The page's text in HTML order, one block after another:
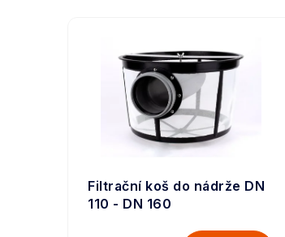
Filtrační koš do nádrže DN
110 - DN 160